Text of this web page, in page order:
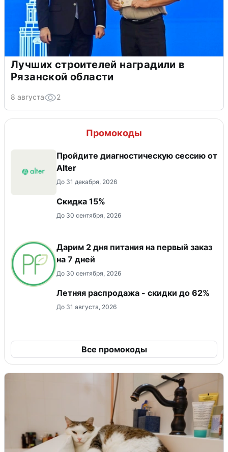
Лучших строителей наградили в
Рязанской области
8 августа 2
Промокоды
Пройдите диагностическую сессию от
Alter
До 31 декабря, 2026
Скидка 15%
До 30 сентября, 2026
Дарим 2 дня питания на первый заказ
на 7 дней
До 30 сентября, 2026
Летняя распродажа - скидки до 62%
До 31 августа, 2026
Все промокоды